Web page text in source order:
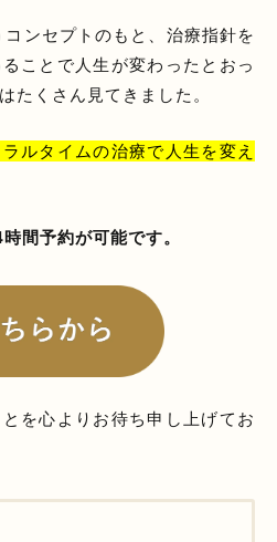
ンセプトのもと、治療指針を
ことで人生が変わったとおっ
たくさん見てきました。
ルタイムの治療で人生を変え
間予約が可能です。
を心よりお待ち申し上げてお